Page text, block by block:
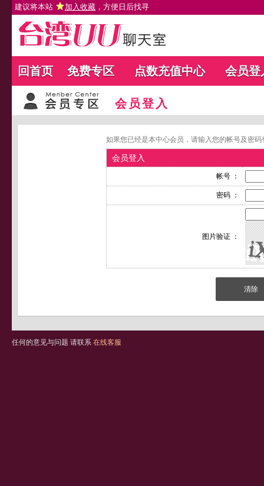
建议将本站 加入收藏 ，方便日后找寻
回首页 免费专区 点数充值中心 会员登
会员登入
如果您已经是本中心会员，请输入您的帐号及密
会员登入
帐号 ：
密码 ：
图片验证 ：
任何的意见与问题 请联系 在线客服